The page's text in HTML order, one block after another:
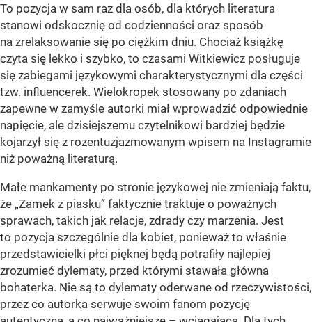
To pozycja w sam raz dla osób, dla których literatura
stanowi odskocznię od codzienności oraz sposób
na zrelaksowanie się po ciężkim dniu. Chociaż książkę
czyta się lekko i szybko, to czasami Witkiewicz posługuje
się zabiegami językowymi charakterystycznymi dla części
tzw. influencerek. Wielokropek stosowany po zdaniach
zapewne w zamyśle autorki miał wprowadzić odpowiednie
napięcie, ale dzisiejszemu czytelnikowi bardziej będzie
kojarzył się z rozentuzjazmowanym wpisem na Instagramie
niż poważną literaturą.
Małe mankamenty po stronie językowej nie zmieniają faktu,
że „Zamek z piasku” faktycznie traktuje o poważnych
sprawach, takich jak relacje, zdrady czy marzenia. Jest
to pozycja szczególnie dla kobiet, ponieważ to właśnie
przedstawicielki płci pięknej będą potrafiły najlepiej
zrozumieć dylematy, przed którymi stawała główna
bohaterka. Nie są to dylematy oderwane od rzeczywistości,
przez co autorka serwuje swoim fanom pozycję